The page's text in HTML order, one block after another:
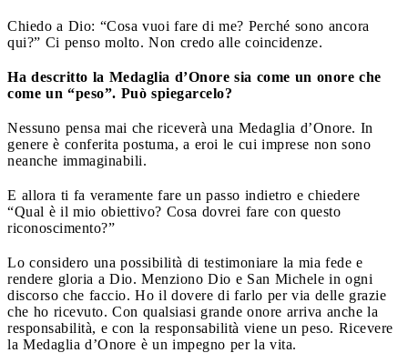
Chiedo a Dio: “Cosa vuoi fare di me? Perché sono ancora
qui?” Ci penso molto. Non credo alle coincidenze.
Ha descritto la Medaglia d’Onore sia come un onore che
come un “peso”. Può spiegarcelo?
Nessuno pensa mai che riceverà una Medaglia d’Onore. In
genere è conferita postuma, a eroi le cui imprese non sono
neanche immaginabili.
E allora ti fa veramente fare un passo indietro e chiedere
“Qual è il mio obiettivo? Cosa dovrei fare con questo
riconoscimento?”
Lo considero una possibilità di testimoniare la mia fede e
rendere gloria a Dio. Menziono Dio e San Michele in ogni
discorso che faccio. Ho il dovere di farlo per via delle grazie
che ho ricevuto. Con qualsiasi grande onore arriva anche la
responsabilità, e con la responsabilità viene un peso. Ricevere
la Medaglia d’Onore è un impegno per la vita.